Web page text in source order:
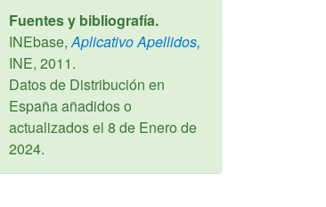
Fuentes y bibliografía.
INEbase,Aplicativo Apellidos,
INE, 2011.
Datos de Distribución en
España añadidos o
actualizados el 8 de Enero de
2024.